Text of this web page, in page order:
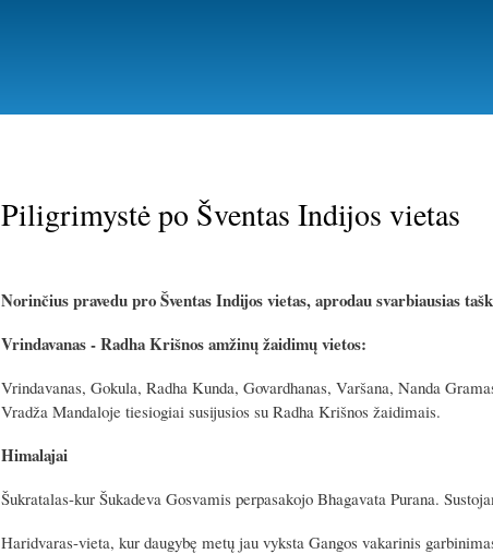
Piligrimystė po Šventas Indijos vietas
Norinčius pravedu pro Šventas Indijos vietas, aprodau svarbiausias
Vrindavanas - Radha Krišnos amžinų žaidimų vietos:
Vrindavanas, Gokula, Radha Kunda, Govardhanas, Varšana, Nanda
Vradža Mandaloje tiesiogiai susijusios su Radha Krišnos žaidimais.
Himalajai
Šukratalas-kur Šukadeva Gosvamis perpasakojo Bhagavata Purana.
Haridvaras-vieta, kur daugybę metų jau vyksta Gangos vakarinis